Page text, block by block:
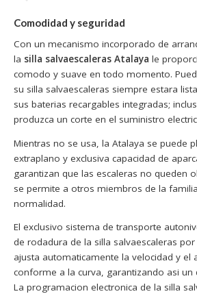
Comodidad y seguridad
Con un mecanismo incorporado de
la silla salvaescaleras Atalaya le
comodo y suave en todo momento.
su silla salvaescaleras siempre estara
sus baterias recargables integradas;
produzca un corte en el suministro
Mientras no se usa, la Atalaya se puede
extraplano y exclusiva capacidad de
garantizan que las escaleras no queden
se permite a otros miembros de la
normalidad.
El exclusivo sistema de transporte
de rodadura de la silla salvaescaleras por
ajusta automaticamente la velocidad y el
conforme a la curva, garantizando asi un
La programacion electronica de la silla